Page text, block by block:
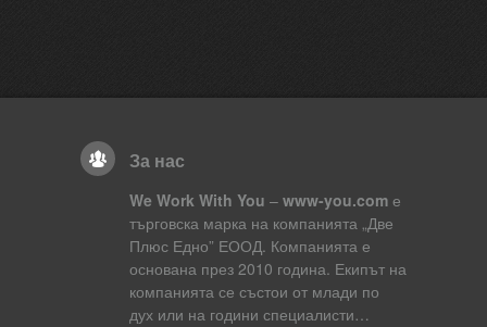
За нас
We Work With You – www-you.com е
търговска марка на компанията „Две
Плюс Едно” ЕООД. Компанията е
основана през 2010 година. Екипът на
компанията се състои от млади по
дух или на години специалисти…